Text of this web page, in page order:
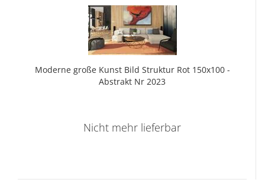
Mo­der­ne große Kunst Bild Struk­tur Rot 150x100 -
Abs­trakt Nr 2023
Nicht mehr lieferbar